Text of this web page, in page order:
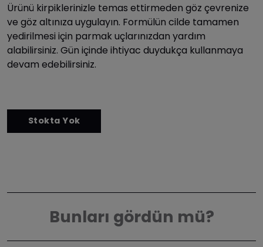
Ürünü kirpiklerinizle temas ettirmeden göz çevrenize
ve göz altınıza uygulayın. Formülün cilde tamamen
yedirilmesi için parmak uçlarınızdan yardım
alabilirsiniz. Gün içinde ihtiyac duydukça kullanmaya
devam edebilirsiniz.
Bunları gördün mü?